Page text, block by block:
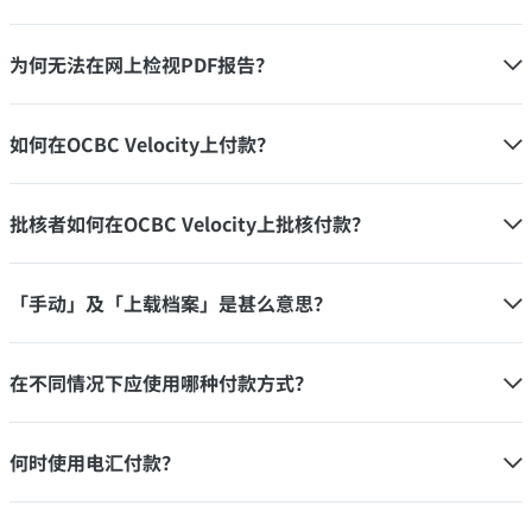
为何无法在网上检视PDF报告？
如何在OCBC Velocity上付款？
批核者如何在OCBC Velocity上批核付款？
「手动」及「上载档案」是甚么意思？
在不同情况下应使用哪种付款方式？
何时使用电汇付款？